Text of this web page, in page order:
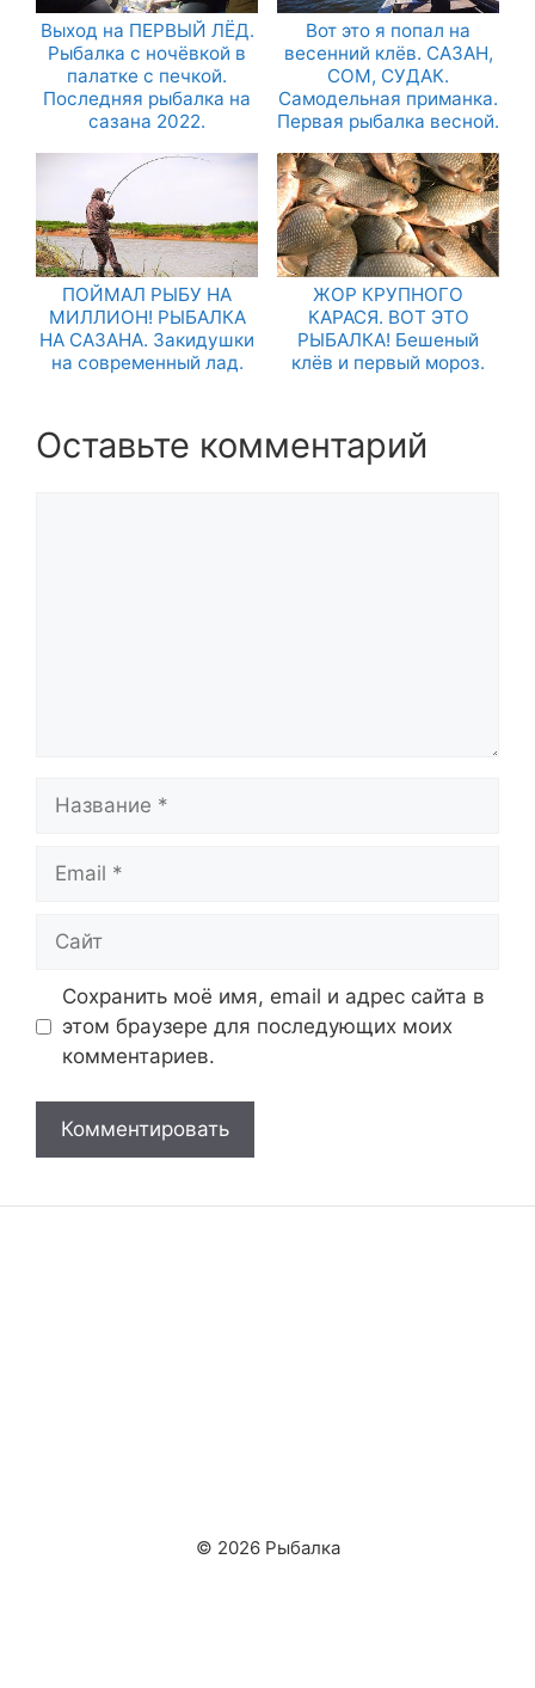
Выход на ПЕРВЫЙ ЛЁД.
Рыбалка с ночёвкой в
палатке с печкой.
Последняя рыбалка на
сазана 2022.
Вот это я попал на
весенний клёв. САЗАН,
СОМ, СУДАК.
Самодельная приманка.
Первая рыбалка весной.
ПОЙМАЛ РЫБУ НА
МИЛЛИОН! РЫБАЛКА
НА САЗАНА. Закидушки
на современный лад.
ЖОР КРУПНОГО
КАРАСЯ. ВОТ ЭТО
РЫБАЛКА! Бешеный
клёв и первый мороз.
Оставьте комментарий
Сохранить моё имя, email и адрес сайта в
этом браузере для последующих моих
комментариев.
© 2026 Рыбалка